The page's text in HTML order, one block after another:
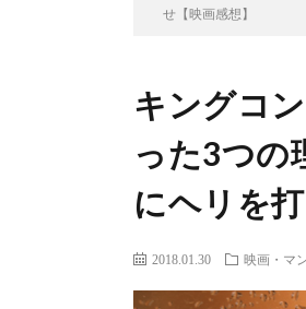
せ【映画感想】
キングコ
った3つの
にヘリを
2018.01.30 映画・マ